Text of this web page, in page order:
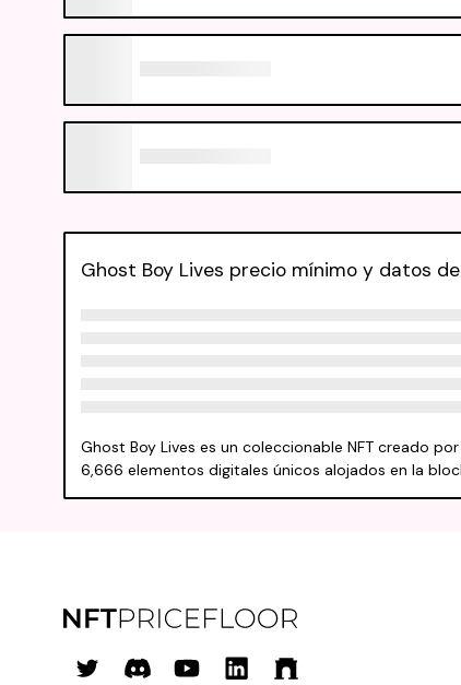
Ghost Boy Lives precio mínimo y datos
Ghost Boy Lives es un coleccionable NFT creado
6,666 elementos digitales únicos alojados en la